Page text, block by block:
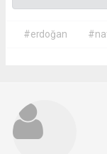
#erdoğan